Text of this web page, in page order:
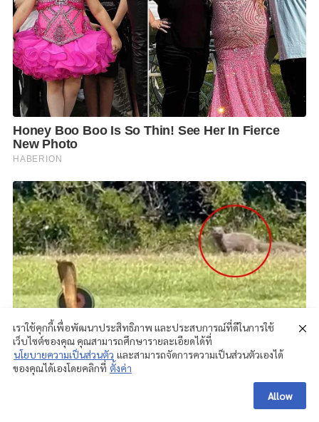
เราใช้คุกกี้เพื่อพัฒนาประสิทธิภาพ และประสบการณ์ที่ดีในการใช้
เว็บไซต์ของคุณ คุณสามารถศึกษารายละเอียดได้ที่
นโยบายความเป็นส่วนตัว และสามารถจัดการความเป็นส่วนตัวเองได้
ของคุณได้เองโดยคลิกที่ ตั้งค่า
Allow